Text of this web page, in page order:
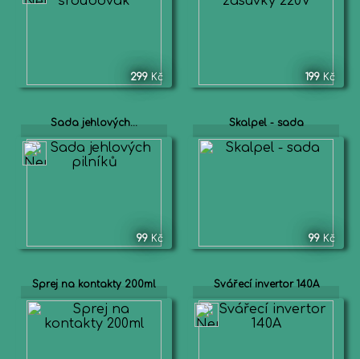
299 Kč 199 Kč
Sada jehlových...
99 Kč
Skalpel - sada
99 Kč
Sprej na kontakty 200ml Svářecí invertor 140A